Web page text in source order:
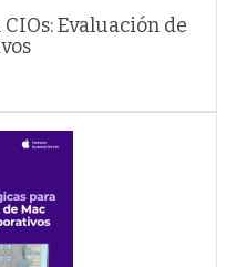
Evaluación de